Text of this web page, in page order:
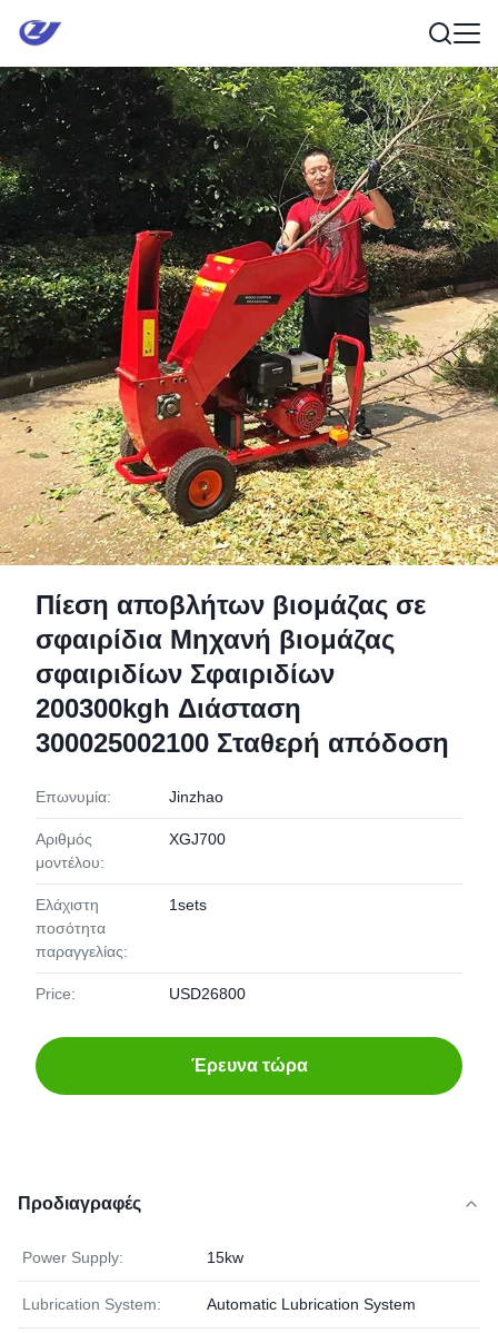
Πίεση αποβλήτων βιομάζας σε
σφαιρίδια Μηχανή βιομάζας
σφαιριδίων Σφαιριδίων
200300kgh Διάσταση
300025002100 Σταθερή απόδοση
Επωνυμία: Jinzhao
Αριθμός
μοντέλου:
XGJ700
Ελάχιστη
ποσότητα
παραγγελίας:
1sets
Price: USD26800
Έρευνα τώρα
Προδιαγραφές
Power Supply: 15kw
Lubrication System: Automatic Lubrication System